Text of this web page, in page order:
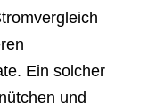
Ein solcher
und